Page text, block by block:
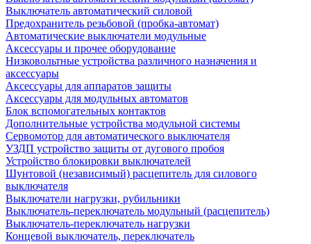
Выключатель автоматический силовой
Предохранитель резьбовой (пробка-автомат)
Автоматические выключатели модульные
Аксессуары и прочее оборудование
Низковольтные устройства различного назначения и
аксессуары
Аксессуары для аппаратов защиты
Аксессуары для модульных автоматов
Блок вспомогательных контактов
Дополнительные устройства модульной системы
Сервомотор для автоматического выключателя
УЗДП устройство защиты от дугового пробоя
Устройство блокировки выключателей
Шунтовой (независимый) расцепитель для силового
выключателя
Выключатели нагрузки, рубильники
Выключатель-переключатель модульный (расцепитель)
Выключатель-переключатель нагрузки
Концевой выключатель, переключатель